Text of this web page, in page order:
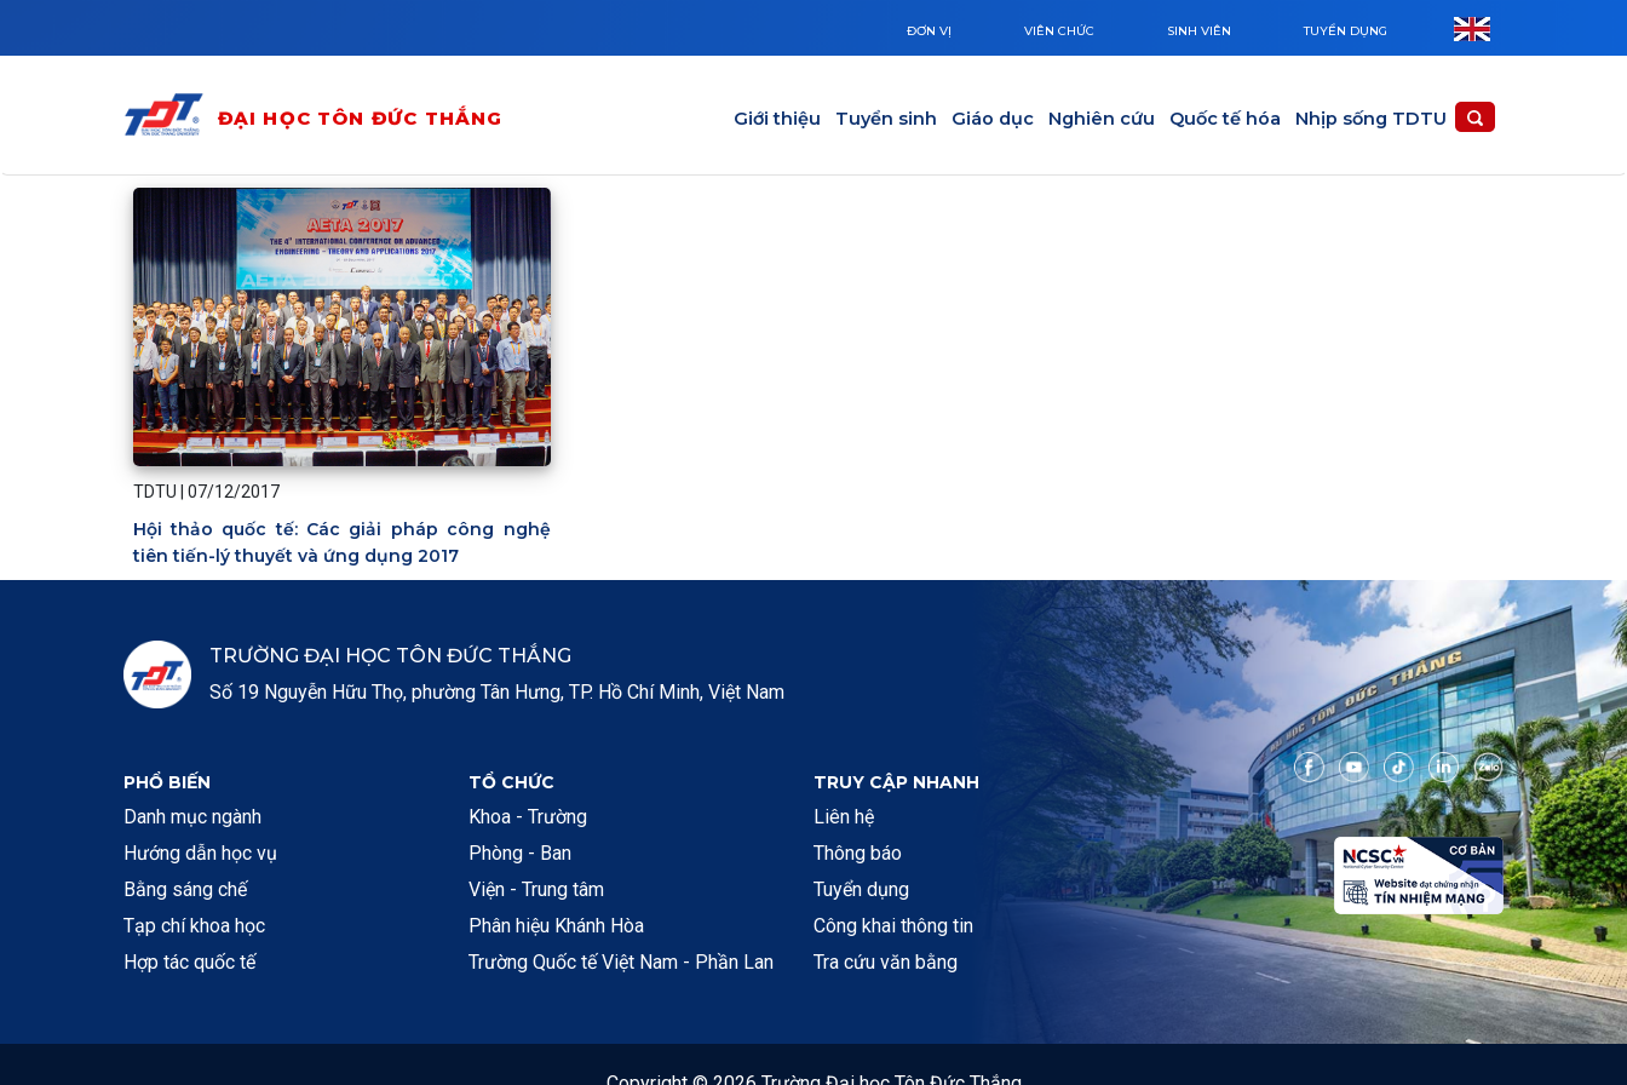
ĐƠN VỊ VIÊN CHỨC SINH VIÊN TUYỂN DỤNG
ĐẠI HỌC TÔN ĐỨC THẮNG Giới thiệu Tuyển sinh Giáo dục Nghiên cứu Quốc tế hóa Nhịp sống TDTU
TDTU 07/12/2017
Hội thảo quốc tế: Các giải pháp công nghệ
tiên tiến-lý thuyết và ứng dụng 2017
TRƯỜNG ĐẠI HỌC TÔN ĐỨC THẮNG
Số 19 Nguyễn Hữu Thọ, phường Tân Hưng, TP. Hồ Chí Minh, Việt Nam
PHỔ BIẾN
Danh mục ngành
Hướng dẫn học vụ
Bằng sáng chế
Tạp chí khoa học
Hợp tác quốc tế
TỔ CHỨC
Khoa - Trường
Phòng - Ban
Viện - Trung tâm
Phân hiệu Khánh Hòa
Trường Quốc tế Việt Nam - Phần Lan
TRUY CẬP NHANH
Liên hệ
Thông báo
Tuyển dụng
Công khai thông tin
Tra cứu văn bằng